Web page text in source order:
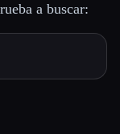
a buscar: